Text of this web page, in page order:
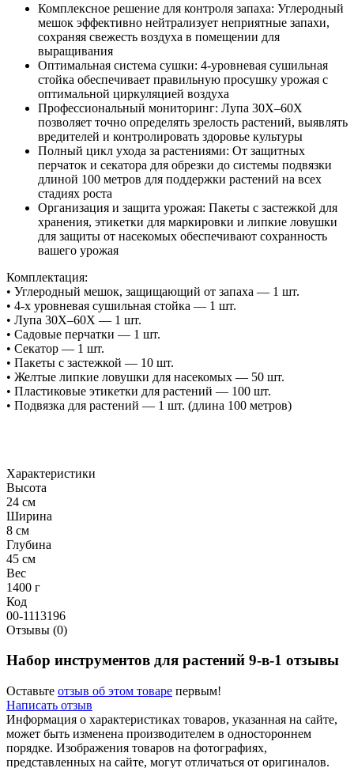
Комплексное решение для контроля запаха: Углеродный
мешок эффективно нейтрализует неприятные запахи,
сохраняя свежесть воздуха в помещении для
выращивания
Оптимальная система сушки: 4-уровневая сушильная
стойка обеспечивает правильную просушку урожая с
оптимальной циркуляцией воздуха
Профессиональный мониторинг: Лупа 30X–60X
позволяет точно определять зрелость растений, выявлять
вредителей и контролировать здоровье культуры
Полный цикл ухода за растениями: От защитных
перчаток и секатора для обрезки до системы подвязки
длиной 100 метров для поддержки растений на всех
стадиях роста
Организация и защита урожая: Пакеты с застежкой для
хранения, этикетки для маркировки и липкие ловушки
для защиты от насекомых обеспечивают сохранность
вашего урожая
Комплектация:
• Углеродный мешок, защищающий от запаха — 1 шт.
• 4-х уровневая сушильная стойка — 1 шт.
• Лупа 30X–60X — 1 шт.
• Садовые перчатки — 1 шт.
• Секатор — 1 шт.
• Пакеты с застежкой — 10 шт.
• Желтые липкие ловушки для насекомых — 50 шт.
• Пластиковые этикетки для растений — 100 шт.
• Подвязка для растений — 1 шт. (длина 100 метров)
Характеристики
Высота
24 см
Ширина
8 см
Глубина
45 см
Вес
1400 г
Код
00-1113196
Отзывы (0)
Набор инструментов для растений 9-в-1 отзывы
Оставьте отзыв об этом товаре первым!
Написать отзыв
Информация о характеристиках товаров, указанная на сайте,
может быть изменена производителем в одностороннем
порядке. Изображения товаров на фотографиях,
представленных на сайте, могут отличаться от оригиналов.